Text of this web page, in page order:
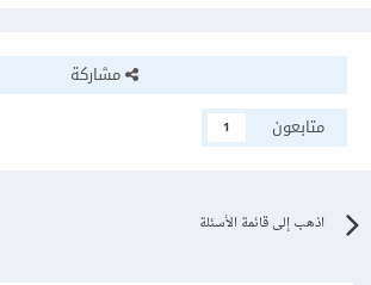
مشاركة
متابعون
1
اذهب إلى قائمة الأسئلة